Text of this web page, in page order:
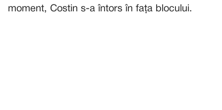
moment, Costin s-a întors în fața blocului.